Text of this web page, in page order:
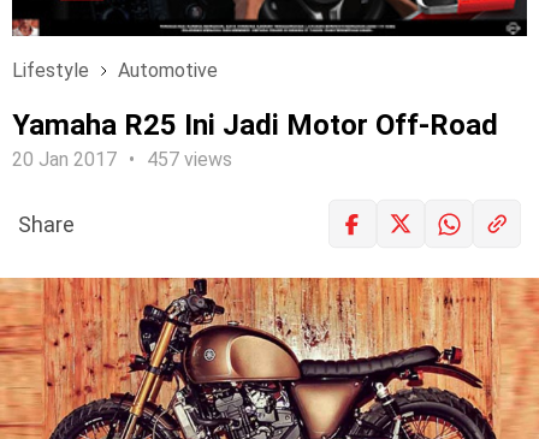
Lifestyle Automotive
Yamaha R25 Ini Jadi Motor Off-Road
20 Jan 2017 457 views
LOGIN
Share